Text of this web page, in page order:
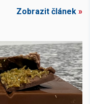
Zobrazit článek »